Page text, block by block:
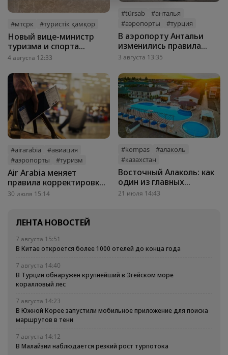
#мтсрк #туристік қамқор
Новый вице-министр
туризма и спорта
Казахстана
«Туристік Қамқор»
4 августа 12:33
#türsab
#анталья
#аэропорты
#турция
В аэропорту Антальи
изменились правила
встречи туристов
3 августа 13:35
#airarabia
#авиация
#аэропорты
#туризм
Air Arabia меняет
правила корректировки
персональных данных
30 июля 15:14
#kompas
#алаколь
#казахстан
Восточный Алаколь: как
один из главных
курортов Казахстана
21 июля 14:43
ЛЕНТА НОВОСТЕЙ
7 августа 15:51
В Китае откроется более 1000 отелей до конца года
7 августа 14:40
В Турции обнаружен крупнейший в Эгейском море
коралловый лес
7 августа 14:23
В Южной Корее запустили мобильное приложение для поиска
маршрутов в тени
7 августа 14:12
В Малайзии наблюдается резкий рост турпотока